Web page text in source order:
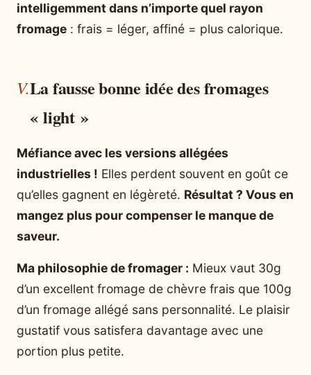
intelligemment dans n’importe quel rayon
fromage : frais = léger, affiné = plus calorique.
La fausse bonne idée des fromages
« light »
Méfiance avec les versions allégées
industrielles ! Elles perdent souvent en goût ce
qu’elles gagnent en légèreté. Résultat ? Vous en
mangez plus pour compenser le manque de
saveur.
Ma philosophie de fromager : Mieux vaut 30g
d’un excellent fromage de chèvre frais que 100g
d’un fromage allégé sans personnalité. Le plaisir
gustatif vous satisfera davantage avec une
portion plus petite.